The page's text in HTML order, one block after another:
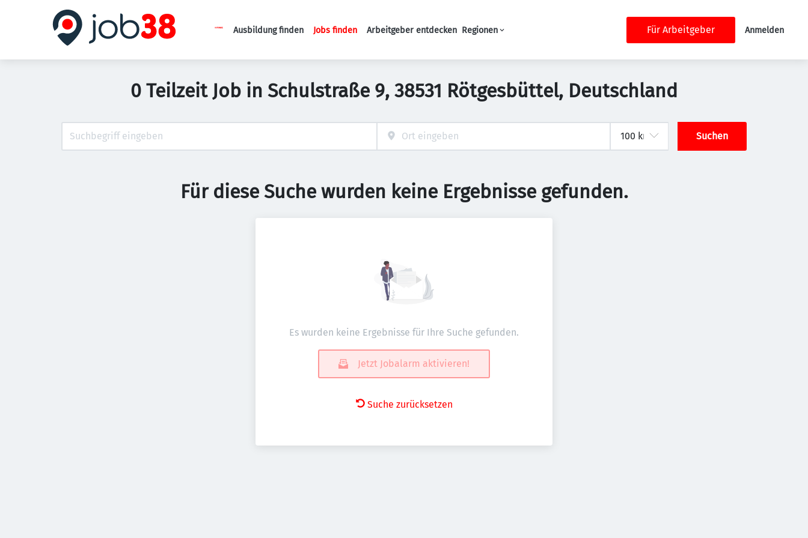
Haupt-Navigation
Ausbildung finden Jobs finden Arbeitgeber entdecken Regionen Für Arbeitgeber Anmelden
0 Teilzeit Job in Schulstraße 9, 38531 Rötgesbüttel, Deutschland
Suchen
Für diese Suche wurden keine Ergebnisse gefunden.
Es wurden keine Ergebnisse für Ihre Suche gefunden.
Jetzt Jobalarm aktivieren!
Suche zurücksetzen